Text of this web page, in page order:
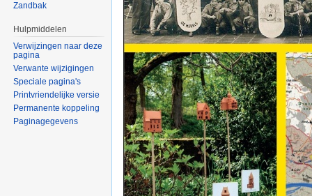
Zandbak
Hulpmiddelen
Verwijzingen naar deze
pagina
Verwante wijzigingen
Speciale pagina's
Printvriendelijke versie
Permanente koppeling
Paginagegevens